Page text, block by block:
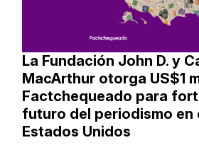
La Fundación John D. y
MacArthur otorga US$1
Factchequeado para
futuro del periodismo en
Estados Unidos